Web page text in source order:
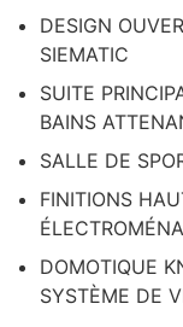
DESIGN
SIEMATIC
SUITE
BAINS
SALLE DE
FINITIONS
DOMOTIQUE
SYSTÈME DE